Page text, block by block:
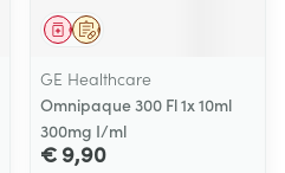
Op voorschrift
Geneesmiddel
GE Healthcare
Omnipaque 300 Fl 1x 10ml
300mg I/ml
€ 9,90